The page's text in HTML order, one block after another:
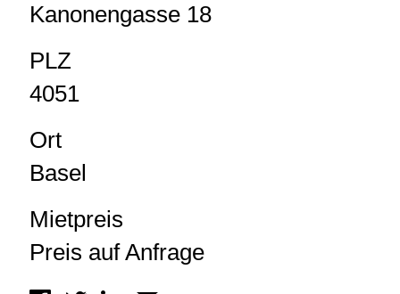
Kanonengasse 18
PLZ
4051
Ort
Basel
Mietpreis
Preis auf Anfrage